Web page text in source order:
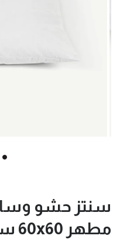
سنتز حشو
مطهر 60x60 سم